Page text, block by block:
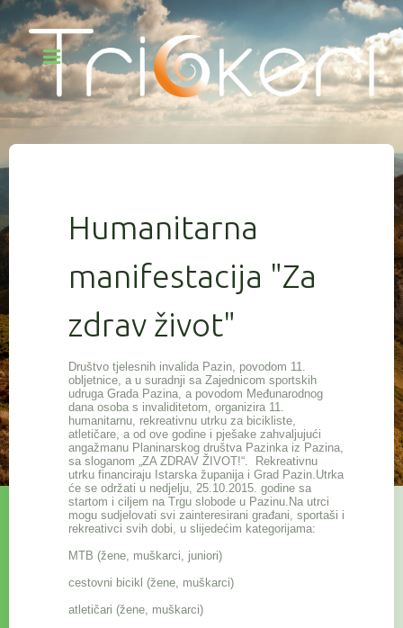
Humanitarna
manifestacija "Za
zdrav život"
Društvo tjelesnih invalida Pazin, povodom 11.
obljetnice, a u suradnji sa Zajednicom sportskih
udruga Grada Pazina, a povodom Međunarodnog
dana osoba s invaliditetom, organizira 11.
humanitarnu, rekreativnu utrku za bicikliste,
atletičare, a od ove godine i pješake zahvaljujući
angažmanu Planinarskog društva Pazinka iz Pazina,
sa sloganom „ZA ZDRAV ŽIVOT!“. Rekreativnu
utrku financiraju Istarska županija i Grad Pazin.Utrka
će se održati u nedjelju, 25.10.2015. godine sa
startom i ciljem na Trgu slobode u Pazinu.Na utrci
mogu sudjelovati svi zainteresirani građani, sportaši i
rekreativci svih dobi, u slijedećim kategorijama:
MTB (žene, muškarci, juniori)
cestovni bicikl (žene, muškarci)
atletičari (žene, muškarci)